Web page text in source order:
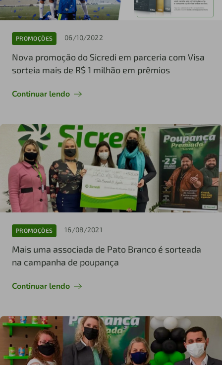
PROMOÇÕES 06/10/2022
Nova promoção do Sicredi em parceria com Visa
sorteia mais de R$ 1 milhão em prêmios
Continuar lendo
PROMOÇÕES 16/08/2021
Mais uma associada de Pato Branco é sorteada
na campanha de poupança
Continuar lendo